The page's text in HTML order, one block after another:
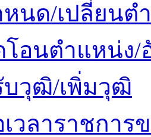
หนด/เปลี่ยนต
โอนตำแหน่ง/
บวุฒิ/เพิ่มวุฒิ
วลาราชการ